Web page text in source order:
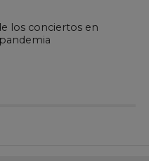
los conciertos en